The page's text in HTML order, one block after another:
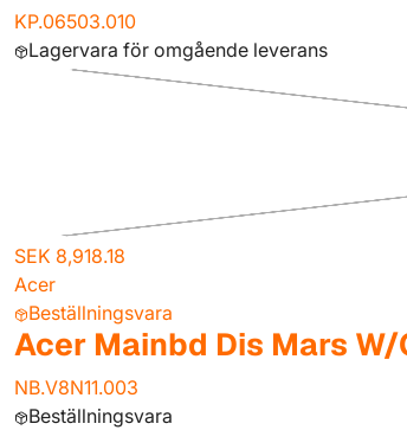
KP.06503.010
Lagervara för omgående leverans
SEK 8,918.18
Acer
Beställningsvara
Acer Mainbd Dis Mars W/
NB.V8N11.003
Beställningsvara